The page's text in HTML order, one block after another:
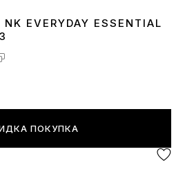
EVERYDAY ESSENTIAL
ПОКУПКА